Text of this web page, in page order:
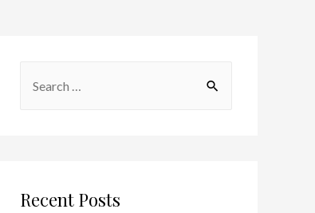
Recent Posts